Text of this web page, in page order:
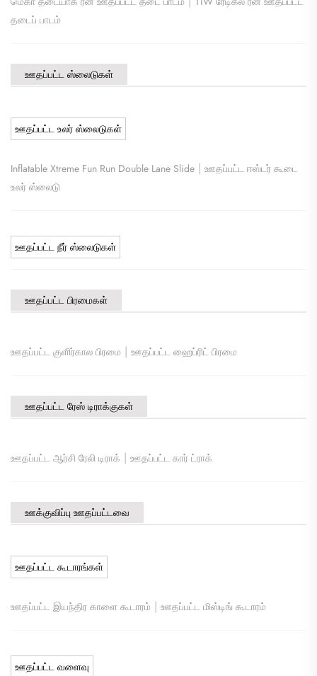
தடைப் பாடம்
ஊதப்பட்ட ஸ்லைடுகள்
ஊதப்பட்ட உலர் ஸ்லைடுகள்
Inflatable Xtreme Fun Run Double Lane Slide | ஊதப்பட்ட ஈஸ்டர் கூடை
உலர் ஸ்லைடு
ஊதப்பட்ட நீர் ஸ்லைடுகள்
ஊதப்பட்ட பிரமைகள்
ஊதப்பட்ட குளிர்கால பிரமை | ஊதப்பட்ட ஹைப்ரிட் பிரமை
ஊதப்பட்ட ரேஸ் டிராக்குகள்
ஊதப்பட்ட ஆர்சி ரேலி டிராக் | ஊதப்பட்ட கார் ட்ராக்
ஊக்குவிப்பு ஊதப்பட்டவை
ஊதப்பட்ட கூடாரங்கள்
ஊதப்பட்ட இயந்திர காளை கூடாரம் | ஊதப்பட்ட மிஸ்டிங் கூடாரம்
ஊதப்பட்ட வளைவு